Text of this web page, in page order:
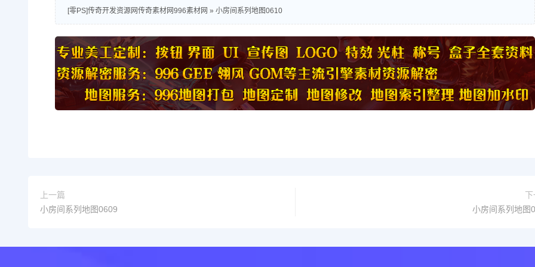
[零PS]传奇开发资源网传奇素材网996素材网 » 小房间系列地图0610
上一篇
小房间系列地图0609
小房间系列地图